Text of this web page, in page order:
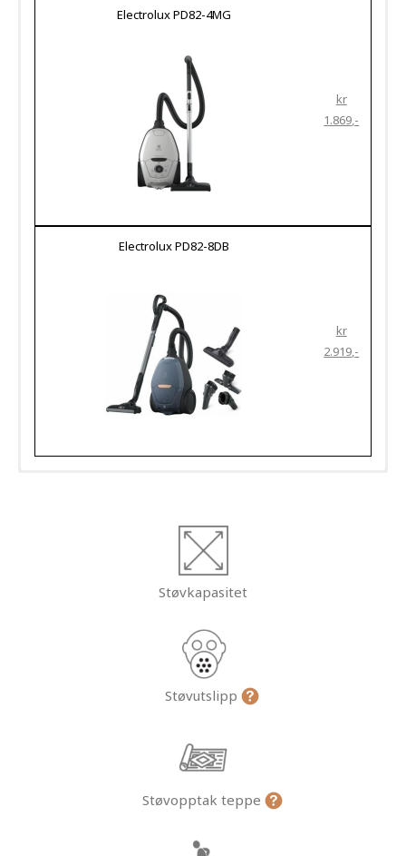
Electrolux PD82-4MG
kr
1.869
Electrolux PD82-8DB
kr
2.919
Støvkapasitet
Støvutslipp
Støvopptak teppe